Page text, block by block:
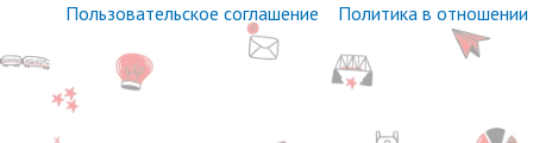
Пользовательское соглашение Политика в